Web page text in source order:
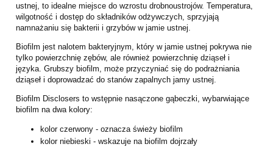
ustnej, to idealne miejsce do wzrostu drobnoustrojów. Temperatura,
wilgotność i dostęp do składników odżywczych, sprzyjają
namnażaniu się bakterii i grzybów w jamie ustnej.
Biofilm jest nalotem bakteryjnym, który w jamie ustnej pokrywa nie
tylko powierzchnię zębów, ale również powierzchnię dziąseł i
języka. Grubszy biofilm, może przyczyniać się do podrażniania
dziąseł i doprowadzać do stanów zapalnych jamy ustnej.
Biofilm Disclosers to wstępnie nasączone gąbeczki, wybarwiające
biofilm na dwa kolory:
kolor czerwony - oznacza świeży biofilm
kolor niebieski - wskazuje na biofilm dojrzały